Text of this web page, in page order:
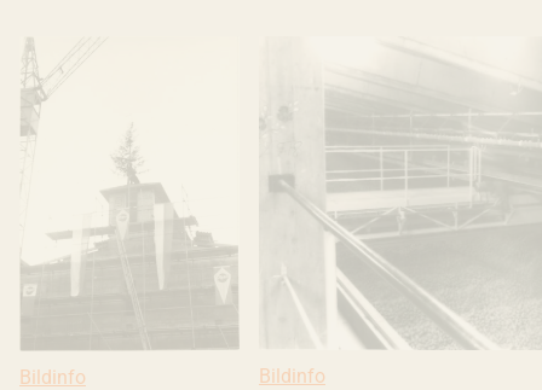
Bildinfo: Richtfest für die Kartoffellagerhalle, 1967. Copyright:
Bildinfo Bildinfo: Innenaufnahme vom
Bildinfo